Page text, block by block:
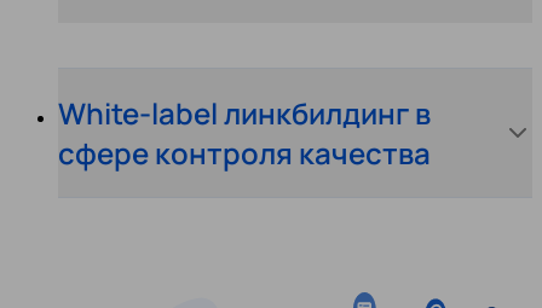
White-label линкбилдинг в
сфере контроля качества